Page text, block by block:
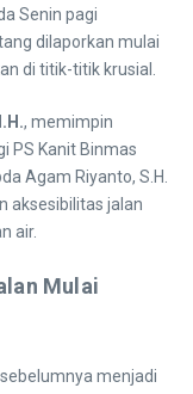
Senin pagi
dilaporkan mulai
di titik-titik krusial.
, memimpin
PS Kanit Binmas
Agam Riyanto, S.H.
aksesibilitas jalan
air.
Mulai
menjadi